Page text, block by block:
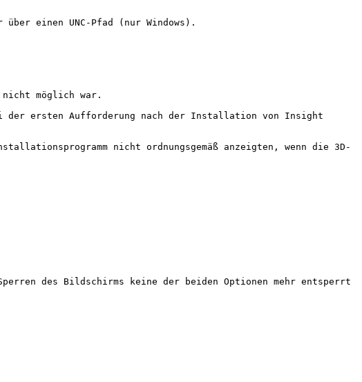
einen UNC-Pfad (nur Windows).
nicht möglich war.
der ersten Aufforderung nach der Installation von Insight
nicht ordnungsgemäß anzeigten, wenn die 3D-
des Bildschirms keine der beiden Optionen mehr entsperrt